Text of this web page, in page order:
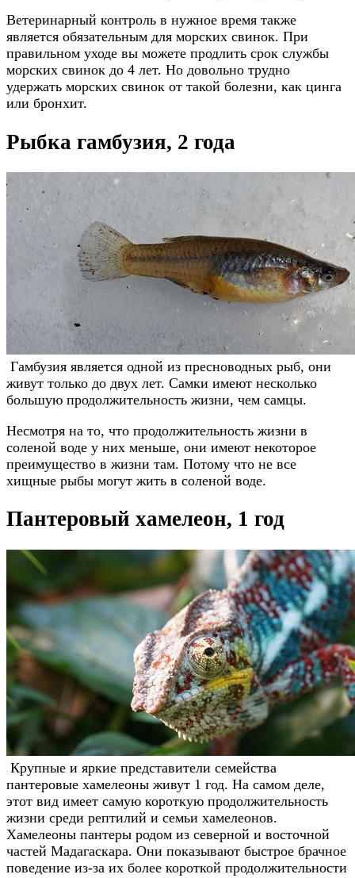
Ветеринарный контроль в нужное время также
является обязательным для морских свинок. При
правильном уходе вы можете продлить срок службы
морских свинок до 4 лет. Но довольно трудно
удержать морских свинок от такой болезни, как цинга
или бронхит.
Рыбка гамбузия, 2 года
Гамбузия является одной из пресноводных рыб, они
живут только до двух лет. Самки имеют несколько
большую продолжительность жизни, чем самцы.
Несмотря на то, что продолжительность жизни в
соленой воде у них меньше, они имеют некоторое
преимущество в жизни там. Потому что не все
хищные рыбы могут жить в соленой воде.
Пантеровый хамелеон, 1 год
Крупные и яркие представители семейства
пантеровые хамелеоны живут 1 год. На самом деле,
этот вид имеет самую короткую продолжительность
жизни среди рептилий и семьи хамелеонов.
Хамелеоны пантеры родом из северной и восточной
частей Мадагаскара. Они показывают быстрое брачное
поведение из-за их более короткой продолжительности